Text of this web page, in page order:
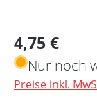
Regulärer
4,75 €
Nur noch
Preise inkl.